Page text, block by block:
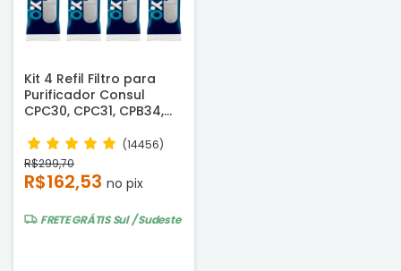
Kit 4 Refil Filtro para
Purificador Consul
CPC30, CPC31, CPB34,
Compatível
(14456)
R$299,70
R$162,53 no pix
FRETE GRÁTISSul / Sudeste